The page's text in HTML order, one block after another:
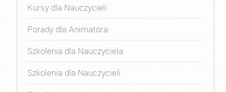
Kursy dla Nauczycieli
Porady dla Animatora
Szkolenia dla Nauczyciela
Szkolenia dla Nauczycieli